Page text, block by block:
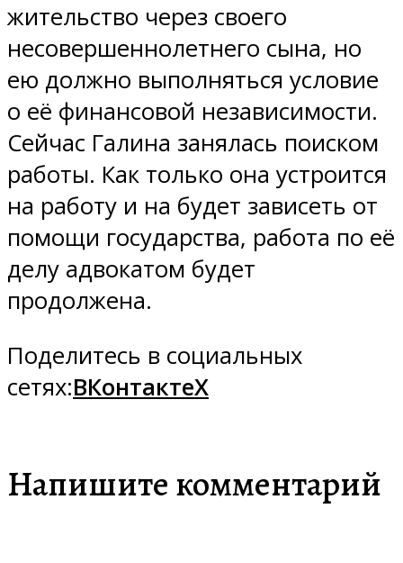
жительство через своего
несовершеннолетнего сына, но
ею должно выполняться условие
о её финансовой независимости.
Сейчас Галина занялась поиском
работы. Как только она устроится
на работу и на будет зависеть от
помощи государства, работа по её
делу адвокатом будет
продолжена.
Поделитесь в социальных
сетях:ВКонтактеX
Напишите комментарий